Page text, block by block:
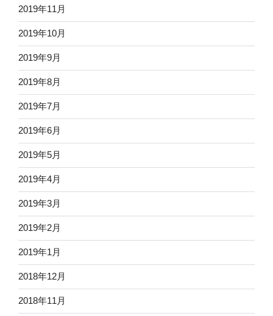
2019年11月
2019年10月
2019年9月
2019年8月
2019年7月
2019年6月
2019年5月
2019年4月
2019年3月
2019年2月
2019年1月
2018年12月
2018年11月